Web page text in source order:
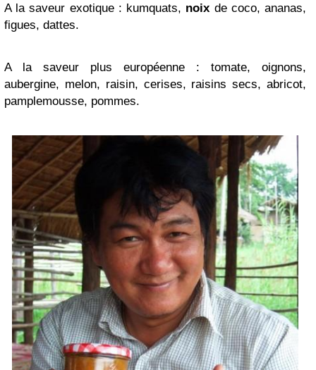
A la saveur exotique : kumquats, noix de coco, ananas,
figues, dattes.
A la saveur plus européenne : tomate, oignons,
aubergine, melon, raisin, cerises, raisins secs, abricot,
pamplemousse, pommes.